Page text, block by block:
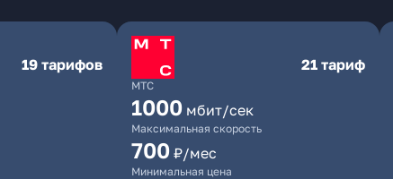
19 тарифов
МТС
21 тариф
1000 мбит/сек
Максимальная скорость
700 ₽/мес
Минимальная цена